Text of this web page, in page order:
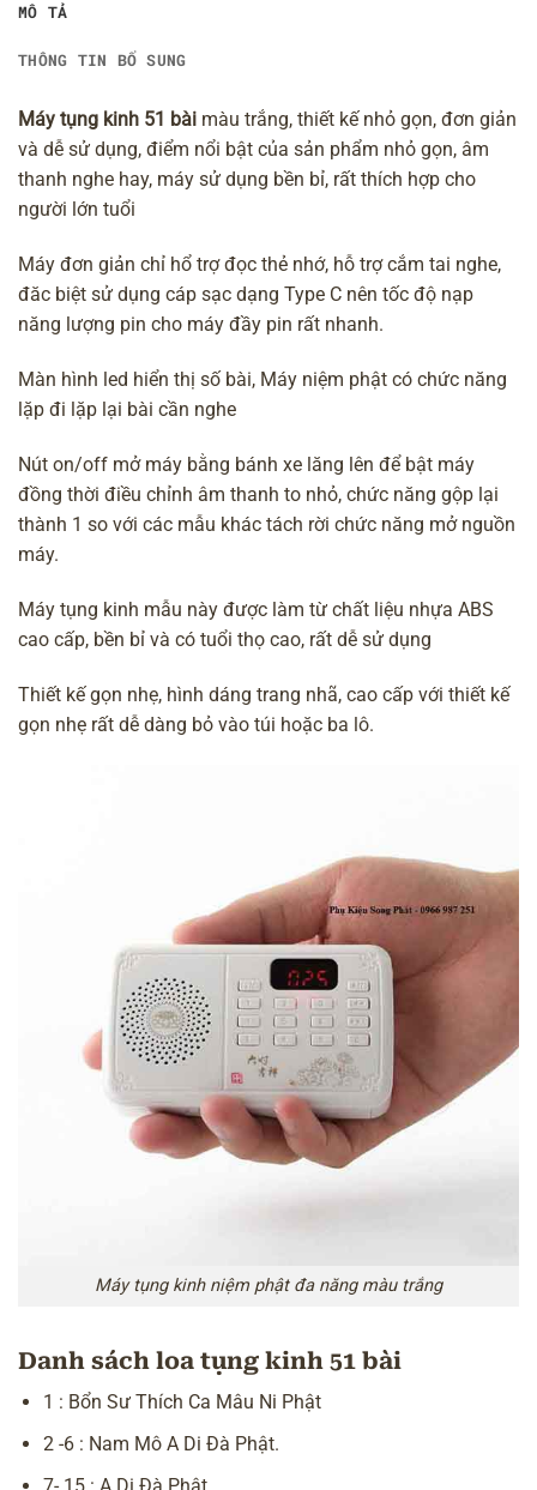
MÔ TẢ
THÔNG TIN BỔ SUNG
Máy tụng kinh 51 bài màu trắng, thiết kế nhỏ gọn, đơn giản
và dễ sử dụng, điểm nổi bật của sản phẩm nhỏ gọn, âm
thanh nghe hay, máy sử dụng bền bỉ, rất thích hợp cho
người lớn tuổi
Máy đơn giản chỉ hổ trợ đọc thẻ nhớ, hỗ trợ cắm tai nghe,
đăc biệt sử dụng cáp sạc dạng Type C nên tốc độ nạp
năng lượng pin cho máy đầy pin rất nhanh.
Màn hình led hiển thị số bài, Máy niệm phật có chức năng
lặp đi lặp lại bài cần nghe
Nút on/off mở máy bằng bánh xe lăng lên để bật máy
đồng thời điều chỉnh âm thanh to nhỏ, chức năng gộp lại
thành 1 so với các mẫu khác tách rời chức năng mở nguồn
máy.
Máy tụng kinh mẫu này được làm từ chất liệu nhựa ABS
cao cấp, bền bỉ và có tuổi thọ cao, rất dễ sử dụng
Thiết kế gọn nhẹ, hình dáng trang nhã, cao cấp với thiết kế
gọn nhẹ rất dễ dàng bỏ vào túi hoặc ba lô.
Máy tụng kinh niệm phật đa năng màu trắng
Danh sách loa tụng kinh 51 bài
1 : Bổn Sư Thích Ca Mâu Ni Phật
2 -6 : Nam Mô A Di Đà Phật.
7- 15 : A Di Đà Phật.